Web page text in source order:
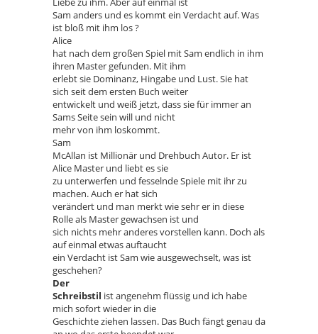
Sam anders und es kommt ein Verdacht auf. Was
ist bloß mit ihm los ?
Alice
hat nach dem großen Spiel mit Sam endlich in ihm
ihren Master gefunden. Mit ihm
erlebt sie Dominanz, Hingabe und Lust. Sie hat
sich seit dem ersten Buch weiter
entwickelt und weiß jetzt, dass sie für immer an
Sams Seite sein will und nicht
mehr von ihm loskommt.
Sam
McAllan ist Millionär und Drehbuch Autor. Er ist
Alice Master und liebt es sie
zu unterwerfen und fesselnde Spiele mit ihr zu
machen. Auch er hat sich
verändert und man merkt wie sehr er in diese
Rolle als Master gewachsen ist und
sich nichts mehr anderes vorstellen kann. Doch als
auf einmal etwas auftaucht
ein Verdacht ist Sam wie ausgewechselt, was ist
geschehen?
Der
Schreibstil ist angenehm flüssig und ich habe
mich sofort wieder in die
Geschichte ziehen lassen. Das Buch fängt genau da